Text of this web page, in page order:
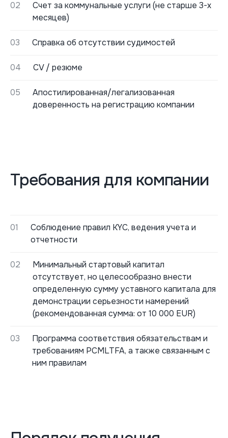
02
Счет за коммунальные услуги (не старше 3-х
месяцев)
03 Справка об отсутствии судимостей
04 CV / резюме
05
Апостилированная/легализованная
доверенность на регистрацию компании
Требования для компании
01
Соблюдение правил KYC, ведения учета и
отчетности
02
Минимальный стартовый капитал
отсутствует, но целесообразно внести
определенную сумму уставного капитала для
демонстрации серьезности намерений
(рекомендованная сумма: от 10 000 EUR)
03
Программа соответствия обязательствам и
требованиям PCMLTFA, а также связанным с
ним правилам